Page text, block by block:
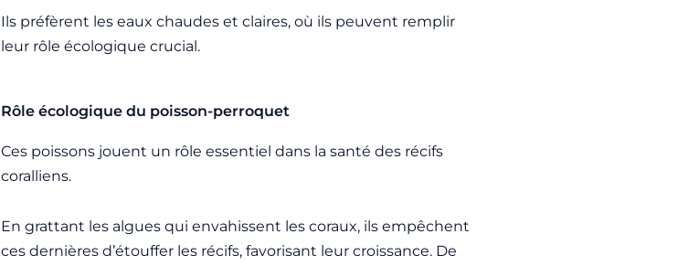
Ils préfèrent les eaux chaudes et claires, où ils peuvent remplir
leur rôle écologique crucial.
Rôle écologique du poisson-perroquet
Ces poissons jouent un rôle essentiel dans la santé des récifs
coralliens.
En grattant les algues qui envahissent les coraux, ils empêchent
ces dernières d’étouffer les récifs, favorisant leur croissance. De